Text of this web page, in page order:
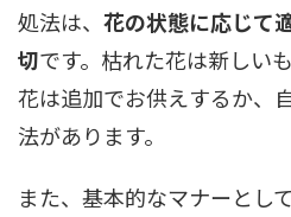
処法は、 花の状態に応じて
切です。枯れた花は新しい
花は追加でお供えするか、
法があります。
また、基本的なマナーとし